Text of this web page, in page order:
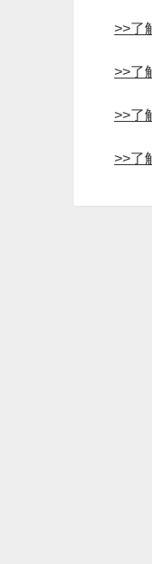
>>了
>>了
>>了
>>了